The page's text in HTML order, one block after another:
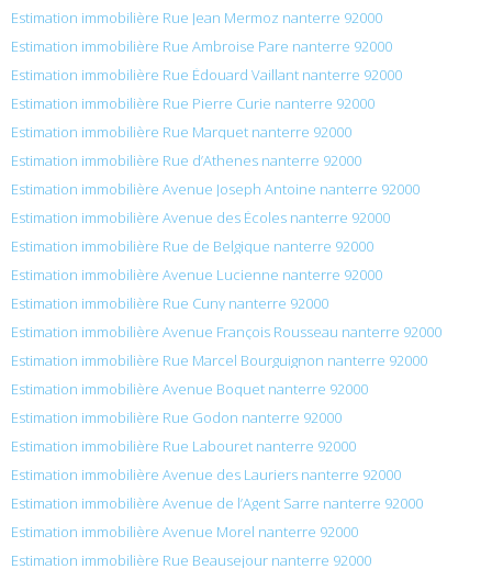
Estimation immobilière Rue Jean Mermoz nanterre 92000
Estimation immobilière Rue Ambroise Pare nanterre 92000
Estimation immobilière Rue Édouard Vaillant nanterre 92000
Estimation immobilière Rue Pierre Curie nanterre 92000
Estimation immobilière Rue Marquet nanterre 92000
Estimation immobilière Rue d’Athenes nanterre 92000
Estimation immobilière Avenue Joseph Antoine nanterre 92000
Estimation immobilière Avenue des Écoles nanterre 92000
Estimation immobilière Rue de Belgique nanterre 92000
Estimation immobilière Avenue Lucienne nanterre 92000
Estimation immobilière Rue Cuny nanterre 92000
Estimation immobilière Avenue François Rousseau nanterre 92000
Estimation immobilière Rue Marcel Bourguignon nanterre 92000
Estimation immobilière Avenue Boquet nanterre 92000
Estimation immobilière Rue Godon nanterre 92000
Estimation immobilière Rue Labouret nanterre 92000
Estimation immobilière Avenue des Lauriers nanterre 92000
Estimation immobilière Avenue de l’Agent Sarre nanterre 92000
Estimation immobilière Avenue Morel nanterre 92000
Estimation immobilière Rue Beausejour nanterre 92000